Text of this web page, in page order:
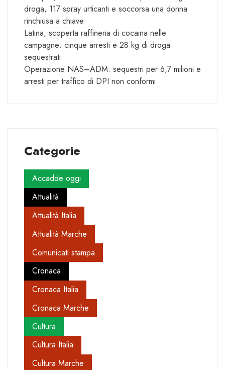
droga, 117 spray urticanti e soccorsa una donna
rinchiusa a chiave
Latina, scoperta raffineria di cocaina nelle
campagne: cinque arresti e 28 kg di droga
sequestrati
Operazione NAS–ADM: sequestri per 6,7 milioni e
arresti per traffico di DPI non conformi
Categorie
Accadde oggi
Attualità
Attualità Italia
Attualità Marche
Comunicati stampa
Cronaca
Cronaca Italia
Cronaca Marche
Cultura
Cultura Italia
Cultura Marche